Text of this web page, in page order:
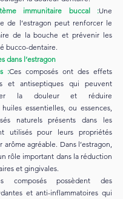
immunitaire buccal :Une
de l’estragon peut renforcer le
de la bouche et prévenir les
bucco-dentaire.
dans l’estragon
:Ces composés ont des effets
et antiseptiques qui peuvent
la douleur et réduire
huiles essentielles, ou essences,
naturels présents dans les
utilisés pour leurs propriétés
agréable. Dans l’estragon,
rôle important dans la réduction
et gingivales.
composés possèdent des
et anti-inflammatoires qui